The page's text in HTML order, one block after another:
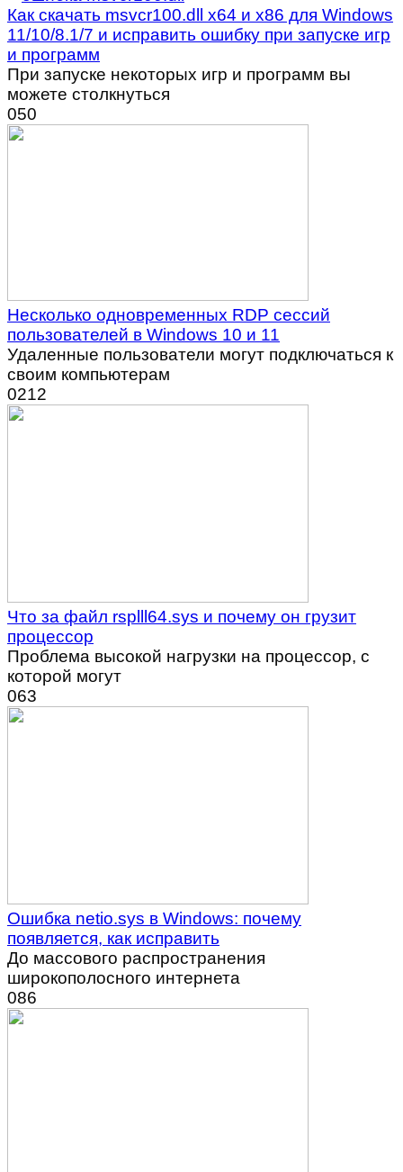
Как скачать msvcr100.dll x64 и x86 для Windows
11/10/8.1/7 и исправить ошибку при запуске игр
и программ
При запуске некоторых игр и программ вы
можете столкнуться
050
Несколько одновременных RDP сессий
пользователей в Windows 10 и 11
Удаленные пользователи могут подключаться к
своим компьютерам
0212
Что за файл rsplll64.sys и почему он грузит
процессор
Проблема высокой нагрузки на процессор, с
которой могут
063
Ошибка netio.sys в Windows: почему
появляется, как исправить
До массового распространения
широкополосного интернета
086